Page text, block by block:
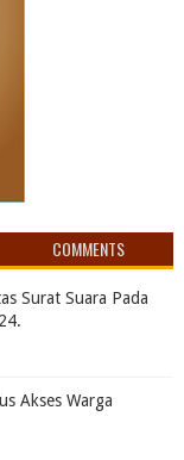
COMMENTS
Surat Suara Pada
Akses Warga